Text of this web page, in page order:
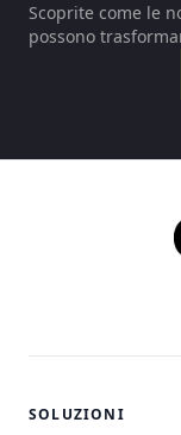
Scoprite come le
possono
SOLUZIONI